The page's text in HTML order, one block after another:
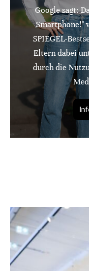
Google sagt:
Smartphone!"
SPIEGEL-
Eltern dabei
durch die